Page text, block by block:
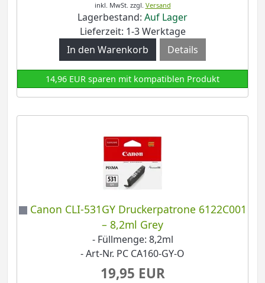
inkl. MwSt. zzgl. Versand
Lagerbestand: Auf Lager
Lieferzeit: 1-3 Werktage
Details
14,96 EUR sparen mit kompatiblen Produkt
Canon CLI-531GY Druckerpatrone 6122C001
– 8,2ml Grey
- Füllmenge: 8,2ml
- Art-Nr. PC CA160-GY-O
19,95 EUR